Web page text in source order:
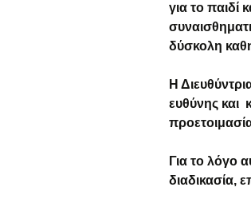
για το παιδί
δύσκολη
Η
ευθύνης και
Για το λόγο
διαδικασία,